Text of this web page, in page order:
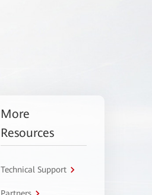
More
Resources
Technical Support